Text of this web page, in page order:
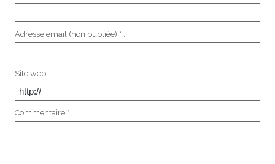
Adresse email (non publiée) * :
Site web :
Commentaire * :